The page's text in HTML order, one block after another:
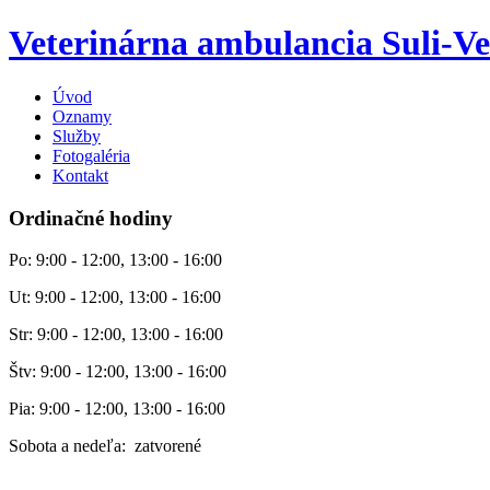
Veterinárna ambulancia Suli-
Úvod
Oznamy
Služby
Fotogaléria
Kontakt
Ordinačné hodiny
Po: 9:00 - 12:00, 13:00 - 16:00
Ut: 9:00 - 12:00, 13:00 - 16:00
Str: 9:00 - 12:00, 13:00 - 16:00
Štv: 9:00 - 12:00, 13:00 - 16:00
Pia: 9:00 - 12:00, 13:00 - 16:00
Sobota a nedeľa: zatvorené